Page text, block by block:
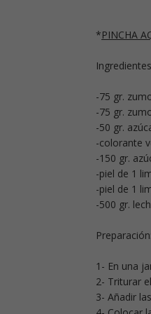
*PINCHA
-75 gr.
-75 gr.
-50 gr.
-colorante
-150 gr.
-piel de 1
-piel de 1
-500 gr.
Preparación:
1- En una
2- Triturar
3- Añadir